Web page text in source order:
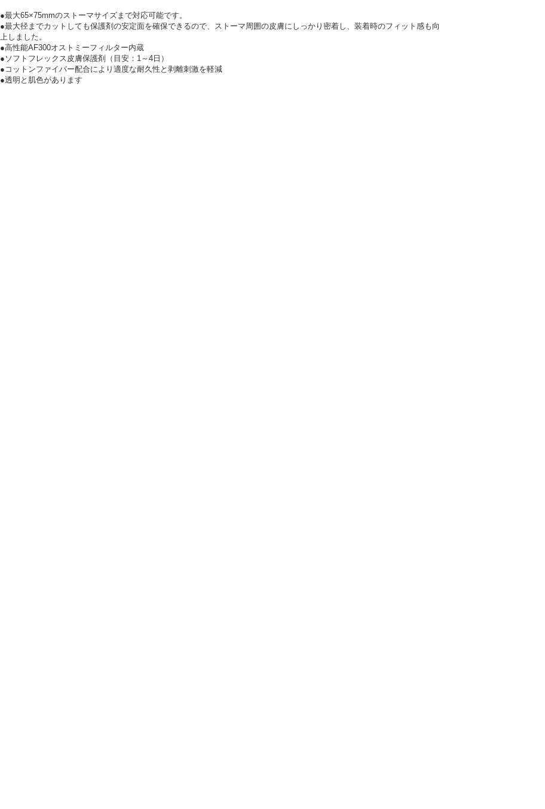
●最大65×75mmのストーマサイズまで対応可能です。
●最大径までカットしても保護剤の安定面を確保できるので、ストーマ周囲の皮膚にしっかり密着し、装着時のフィット感も向
上しました。
●高性能AF300オストミーフィルター内蔵
●ソフトフレックス皮膚保護剤（目安：1～4日）
●コットンファイバー配合により適度な耐久性と剥離刺激を軽減
●透明と肌色があります